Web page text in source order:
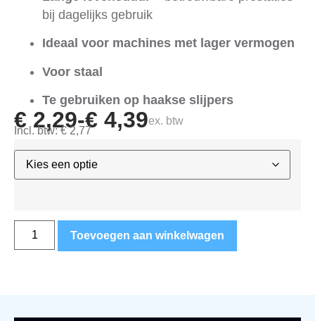
bij dagelijks gebruik
Ideaal voor machines met lager vermogen
Voor staal
Te gebruiken op haakse slijpers
€2,29-€ 4,39ex. btw
Incl. btw:€2,77
Toevoegen aan winkelwagen